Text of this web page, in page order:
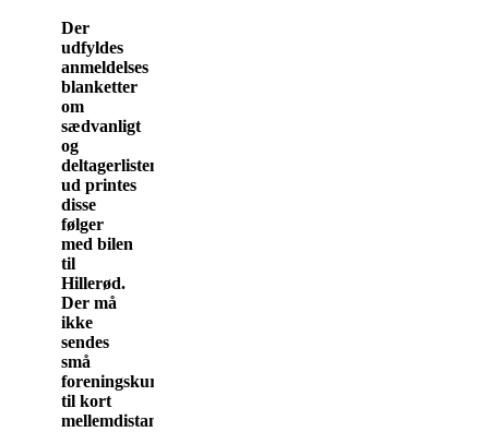
Der
udfyldes
anmeldelses
blanketter
om
sædvanligt
og
deltagerlisten
ud printes
disse
følger
med bilen
til
Hillerød.
Der må
ikke
sendes
små
foreningskurve
til kort
mellemdistance